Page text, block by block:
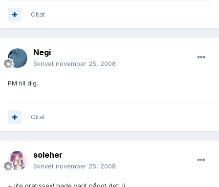
Citat
Negi
Skrivet november 25, 2008
PM till dig.
Citat
soleher
Skrivet november 25, 2008